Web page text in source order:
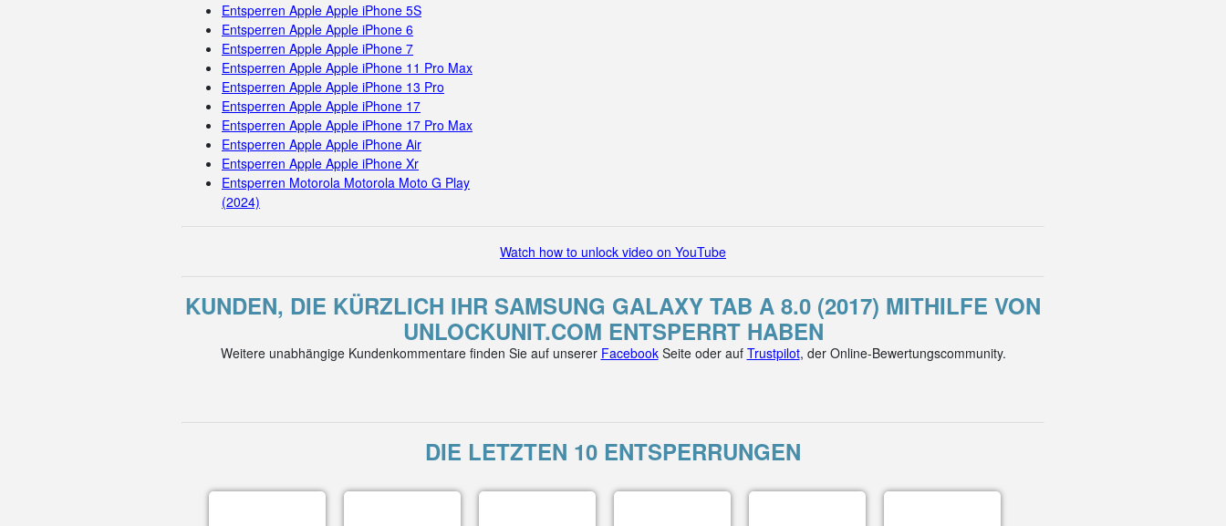
Entsperren Apple Apple iPhone 5S
Entsperren Apple Apple iPhone 6
Entsperren Apple Apple iPhone 7
Entsperren Apple Apple iPhone 11 Pro Max
Entsperren Apple Apple iPhone 13 Pro
Entsperren Apple Apple iPhone 17
Entsperren Apple Apple iPhone 17 Pro Max
Entsperren Apple Apple iPhone Air
Entsperren Apple Apple iPhone Xr
Entsperren Motorola Motorola Moto G Play
(2024)
Watch how to unlock video on YouTube
KUNDEN, DIE KÜRZLICH IHR SAMSUNG GALAXY TAB A 8.0 (2017) MITHILFE VON
UNLOCKUNIT.COM ENTSPERRT HABEN
Weitere unabhängige Kundenkommentare finden Sie auf unserer FacebookSeite oder auf Trustpilot, der Online-Bewertungscommunity.
DIE LETZTEN 10 ENTSPERRUNGEN